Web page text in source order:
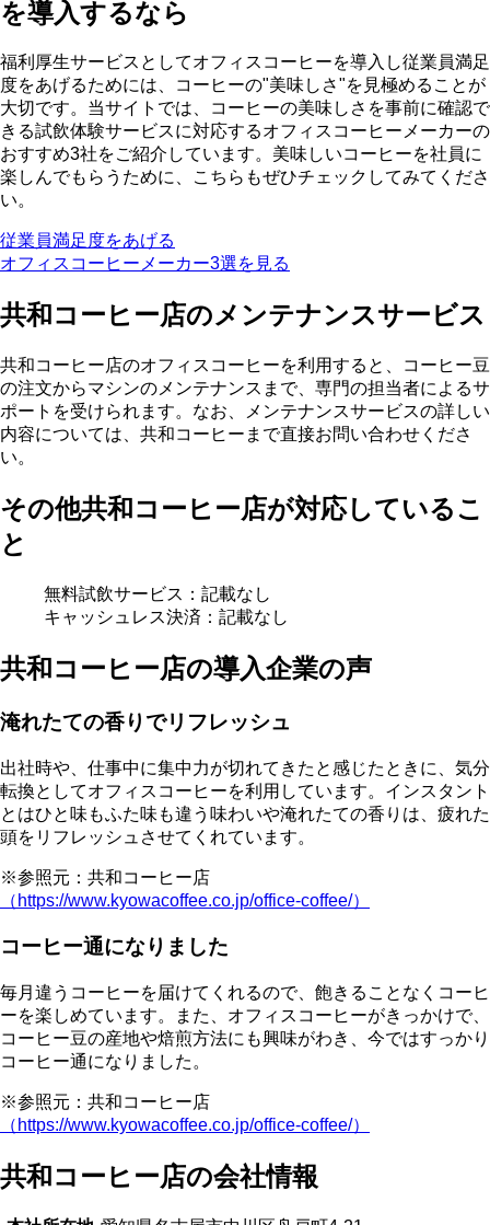
を導入するなら
福利厚生サービスとしてオフィスコーヒーを導入し従業員満足
度をあげるためには、コーヒーの"美味しさ"を見極めることが
大切です。当サイトでは、コーヒーの美味しさを事前に確認で
きる試飲体験サービスに対応するオフィスコーヒーメーカーの
おすすめ3社をご紹介 しています。美味しいコーヒーを社員に
楽しんでもらうために、こちらもぜひチェックしてみてくださ
い。
従業員満足度をあげる
オフィスコーヒーメーカー3選を見る
共和コーヒー店のメンテナンスサービス
共和コーヒー店のオフィスコーヒーを利用すると、コーヒー豆
の注文からマシンのメンテナンスまで、 専門の担当者によるサ
ポート を受けられます。なお、メンテナンスサービスの詳しい
内容については、共和コーヒーまで直接お問い合わせくださ
い。
その他共和コーヒー店が対応しているこ
と
無料試飲サービス：記載なし
キャッシュレス決済：記載なし
共和コーヒー店の導入企業の声
淹れたての香りでリフレッシュ
出社時や、仕事中に集中力が切れてきたと感じたときに、 気分
転換としてオフィスコーヒーを利用 しています。インスタント
とはひと味もふた味も違う味わいや淹れたての香りは、疲れた
頭をリフレッシュさせてくれています。
※参照元：共和コーヒー店
（https://www.kyowacoffee.co.jp/office-coffee/）
コーヒー通になりました
毎月違うコーヒーを届けてくれるので、 飽きることなくコーヒ
ーを楽しめています。また、オフィスコーヒーがきっかけで、
コーヒー豆の産地や焙煎方法にも興味がわき、今ではすっかり
コーヒー通になりました。
※参照元：共和コーヒー店
（https://www.kyowacoffee.co.jp/office-coffee/）
共和コーヒー店の会社情報